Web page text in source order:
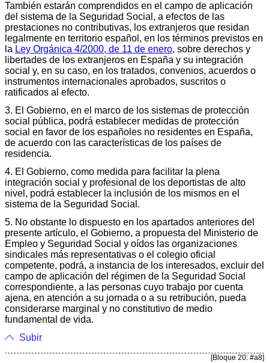
También estarán comprendidos en el campo de aplicación
del sistema de la Seguridad Social, a efectos de las
prestaciones no contributivas, los extranjeros que residan
legalmente en territorio español, en los términos previstos en
la Ley Orgánica 4/2000, de 11 de enero, sobre derechos y
libertades de los extranjeros en España y su integración
social y, en su caso, en los tratados, convenios, acuerdos o
instrumentos internacionales aprobados, suscritos o
ratificados al efecto.
3. El Gobierno, en el marco de los sistemas de protección
social pública, podrá establecer medidas de protección
social en favor de los españoles no residentes en España,
de acuerdo con las características de los países de
residencia.
4. El Gobierno, como medida para facilitar la plena
integración social y profesional de los deportistas de alto
nivel, podrá establecer la inclusión de los mismos en el
sistema de la Seguridad Social.
5. No obstante lo dispuesto en los apartados anteriores del
presente artículo, el Gobierno, a propuesta del Ministerio de
Empleo y Seguridad Social y oídos las organizaciones
sindicales más representativas o el colegio oficial
competente, podrá, a instancia de los interesados, excluir del
campo de aplicación del régimen de la Seguridad Social
correspondiente, a las personas cuyo trabajo por cuenta
ajena, en atención a su jornada o a su retribución, pueda
considerarse marginal y no constitutivo de medio
fundamental de vida.
Subir
[Bloque 20: #a8]